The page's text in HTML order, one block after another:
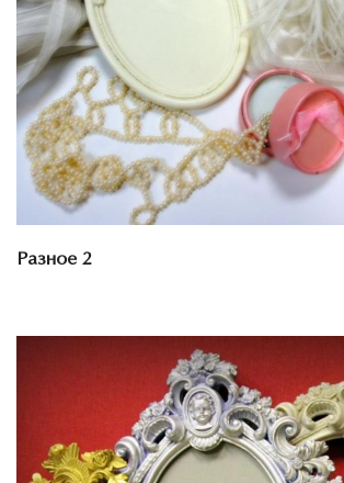
Смотреть проект
Разное 2